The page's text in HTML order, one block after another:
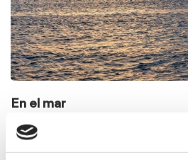
En el mar
Leer
sobre
En